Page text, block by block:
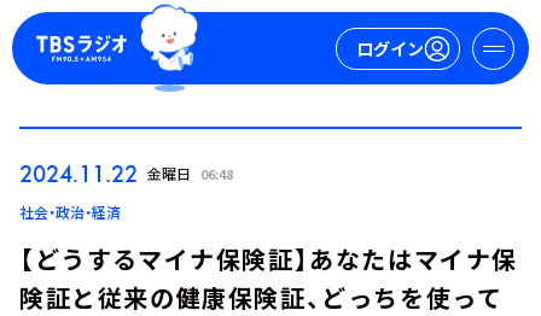
ログイン
2024.11.22 金曜日 06:48
社会・政治・経済
【どうするマイナ保険証】あなたはマイナ保
険証と従来の健康保険証、どっちを使って